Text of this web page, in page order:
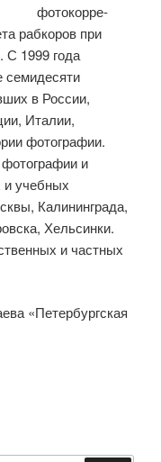
фотокорре­
рабкоров при
С 1999 года
семидесяти
в России,
Италии,
фотографии.
и
и учебных
Калининграда,
Хельсинки.
и частных
«Петербургская